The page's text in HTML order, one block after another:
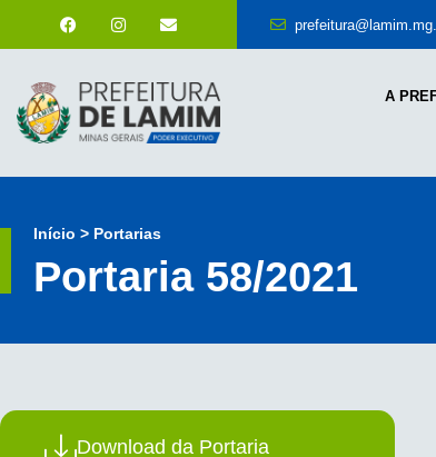
A
Início > Portarias
Portaria 58/2021
Download da Portaria